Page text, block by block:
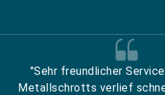
"Sehr freundlicher
Metallschrotts verlief